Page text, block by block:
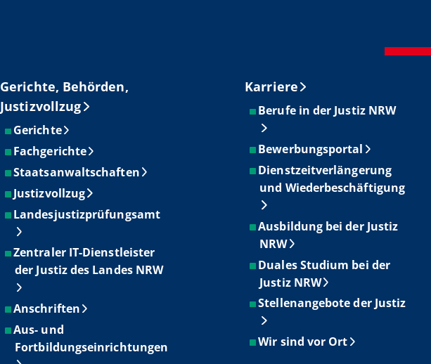
Gerichte, Behörden,
Justizvollzug
Gerichte
Fachgerichte
Staatsanwaltschaften
Justizvollzug
Landesjustizprüfungsamt
Zentraler IT-Dienstleister
der Justiz des Landes NRW
Anschriften
Aus- und
Fortbildungseinrichtungen
Karriere
Berufe in der Justiz NRW
Bewerbungsportal
Dienstzeitverlängerung
und Wiederbeschäftigung
Ausbildung bei der Justiz
NRW
Duales Studium bei der
Justiz NRW
Stellenangebote der Justiz
Wir sind vor Ort